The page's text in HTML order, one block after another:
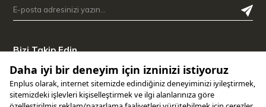
kumanda ve tutamak bölgesi hem de etrafındaki mobilyalar
nispeten az ısınır. Çok katmanlı cam sayesinde fırın kapağı etkili bir
İlave güvenlik sağlayabilmeniz için: Cihazı kilitleyerek cihazın,
örneğin çocuklar tarafından kazara çalıştırılmasına karşı önlem
alabilirsiniz. Ya da acil durumlarda güvenlik kapatması özelliğinden
Bizi Takip Edin